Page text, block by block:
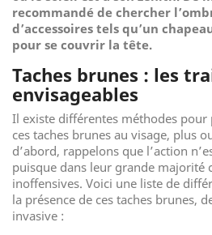
recommandé de chercher
d’accessoires tels qu’un
pour se couvrir la tête.
Taches brunes : les
envisageables
Il existe différentes méthodes pour
ces taches brunes au visage, plus
d’abord, rappelons que l’action
puisque dans leur grande majorité
inoffensives. Voici une liste de
la présence de ces taches brunes,
invasive :